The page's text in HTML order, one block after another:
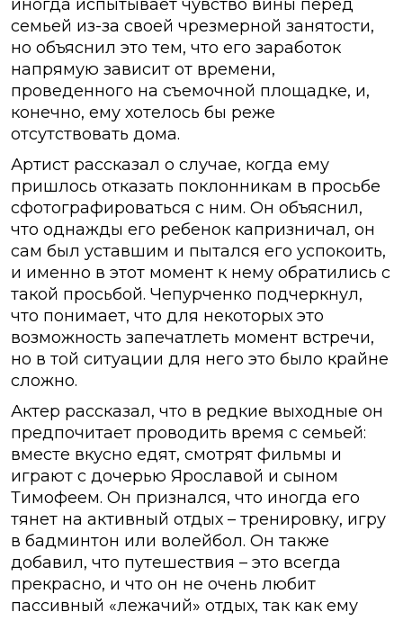
иногда испытывает чувство вины перед
семьей из-за своей чрезмерной занятости,
но объяснил это тем, что его заработок
напрямую зависит от времени,
проведенного на съемочной площадке, и,
конечно, ему хотелось бы реже
отсутствовать дома.
Артист рассказал о случае, когда ему
пришлось отказать поклонникам в просьбе
сфотографироваться с ним. Он объяснил,
что однажды его ребенок капризничал, он
сам был уставшим и пытался его успокоить,
и именно в этот момент к нему обратились с
такой просьбой. Чепурченко подчеркнул,
что понимает, что для некоторых это
возможность запечатлеть момент встречи,
но в той ситуации для него это было крайне
сложно.
Актер рассказал, что в редкие выходные он
предпочитает проводить время с семьей:
вместе вкусно едят, смотрят фильмы и
играют с дочерью Ярославой и сыном
Тимофеем. Он признался, что иногда его
тянет на активный отдых – тренировку, игру
в бадминтон или волейбол. Он также
добавил, что путешествия – это всегда
прекрасно, и что он не очень любит
пассивный «лежачий» отдых, так как ему